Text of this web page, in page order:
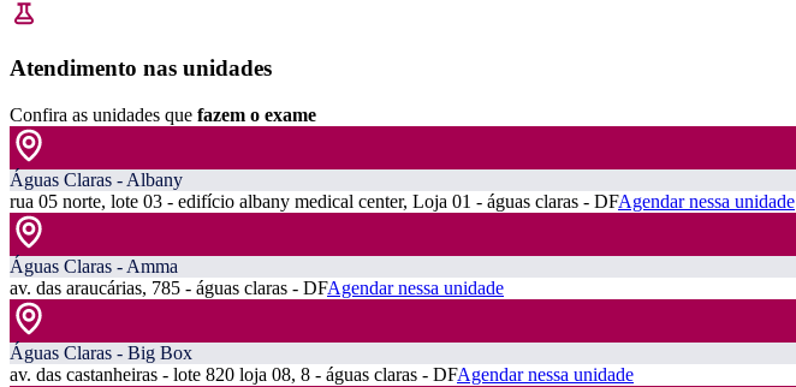
Atendimento nas unidades
Confira as unidades que fazem o exame
Águas Claras - Albany
rua 05 norte, lote 03 - edifício albany medical center, Loja 01 - águas claras - DFAgendar nessa unidade
Águas Claras - Amma
av. das araucárias, 785 - águas claras - DFAgendar nessa unidade
Águas Claras - Big Box
av. das castanheiras - lote 820 loja 08, 8 - águas claras - DFAgendar nessa unidade